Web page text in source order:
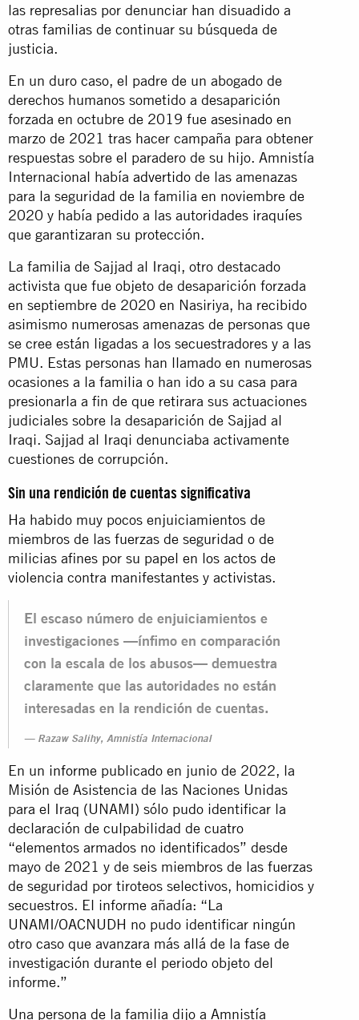
las represalias por denunciar han disuadido a
otras familias de continuar su búsqueda de
justicia.
En un duro caso, el padre de un abogado de
derechos humanos sometido a desaparición
forzada en octubre de 2019 fue asesinado en
marzo de 2021 tras hacer campaña para obtener
respuestas sobre el paradero de su hijo. Amnistía
Internacional había advertido de las amenazas
para la seguridad de la familia en noviembre de
2020 y había pedido a las autoridades iraquíes
que garantizaran su protección.
La familia de Sajjad al Iraqi, otro destacado
activista que fue objeto de desaparición forzada
en septiembre de 2020 en Nasiriya, ha recibido
asimismo numerosas amenazas de personas que
se cree están ligadas a los secuestradores y a las
PMU. Estas personas han llamado en numerosas
ocasiones a la familia o han ido a su casa para
presionarla a fin de que retirara sus actuaciones
judiciales sobre la desaparición de Sajjad al
Iraqi. Sajjad al Iraqi denunciaba activamente
cuestiones de corrupción.
Sin una rendición de cuentas significativa
Ha habido muy pocos enjuiciamientos de
miembros de las fuerzas de seguridad o de
milicias afines por su papel en los actos de
violencia contra manifestantes y activistas.
El escaso número de enjuiciamientos e
investigaciones —ínfimo en comparación
con la escala de los abusos— demuestra
claramente que las autoridades no están
interesadas en la rendición de cuentas.
Razaw Salihy, Amnistía Internacional
En un informe publicado en junio de 2022, la
Misión de Asistencia de las Naciones Unidas
para el Iraq (UNAMI) sólo pudo identificar la
declaración de culpabilidad de cuatro
“elementos armados no identificados” desde
mayo de 2021 y de seis miembros de las fuerzas
de seguridad por tiroteos selectivos, homicidios y
secuestros. El informe añadía: “La
UNAMI/OACNUDH no pudo identificar ningún
otro caso que avanzara más allá de la fase de
investigación durante el periodo objeto del
informe.”
Una persona de la familia dijo a Amnistía